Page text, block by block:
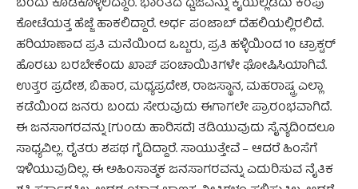
ಕೋಟೆಯತ್ತ ಹೆಜ್ಜೆ ಹಾಕಲಿದ್ದಾರೆ. ಅರ್ಧ ಪಂಜಾಬ್ ದೆಹಲಿಯಲ್ಲಿರಲಿದೆ.
ಹರಿಯಾಣಾದ ಪ್ರತಿ ಮನೆಯಿಂದ ಒಬ್ಬರು, ಪ್ರತಿ ಹಳ್ಳಿಯಿಂದ 10 ಟ್ರಾಕ್ಟರ್
ಹೊರಟು ಬರಬೇಕೆಂದು ಖಾಪ್ ಪಂಚಾಯಿತಿಗಳೇ ಘೋಷಿಸಿಯಾಗಿವೆ.
ಉತ್ತರ ಪ್ರದೇಶ, ಬಿಹಾರ, ಮಧ್ಯಪ್ರದೇಶ, ರಾಜಸ್ಥಾನ, ಮಹರಾಷ್ಟ್ರ ಎಲ್ಲಾ
ಕಡೆಯಿಂದ ಜನರು ಬಂದು ಸೇರುವುದು ಈಗಾಗಲೇ ಪ್ರಾರಂಭವಾಗಿದೆ.
ಈ ಜನಸಾಗರವನ್ನು [ಗುಂಡು ಹಾರಿಸದೆ] ತಡಿಯುವುದು ಸೈನ್ಯದಿಂದಲೂ
ಸಾಧ್ಯವಿಲ್ಲ. ರೈತರು ಶಪಥ ಗೈದಿದ್ದಾರೆ. ಸಾಯುತ್ತೇವೆ – ಆದರೆ ಹಿಂಸೆಗೆ
ಇಳಿಯುವುದಿಲ್ಲ. ಈ ಅಹಿಂಸಾತ್ಮಕ ಜನಸಾಗರವನ್ನು ಎದುರಿಸುವ ನೈತಿಕ